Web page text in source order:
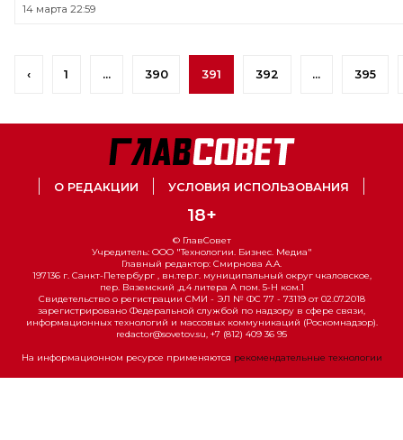
14 марта 22:59
‹ 1 ... 390 391 392 ... 395
О РЕДАКЦИИ УСЛОВИЯ ИСПОЛЬЗОВАНИЯ
18+
© ГлавСовет
Учредитель: ООО "Технологии. Бизнес. Медиа"
Главный редактор: Смирнова А.А.
197136 г. Санкт-Петербург , вн.тер.г. муниципальный округ чкаловское,
пер. Вяземский ,д.4 литера А пом. 5-Н ком.1
Свидетельство о регистрации СМИ - ЭЛ № ФС 77 - 73119 от 02.07.2018
зарегистрировано Федеральной службой по надзору в сфере связи,
информационных технологий и массовых коммуникаций (Роскомнадзор).
redactor@sovetov.su, +7 (812) 409 36 95
На информационном ресурсе применяются рекомендательные технологии